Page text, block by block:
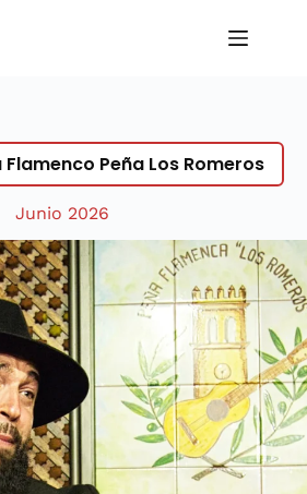
Peña Los Romeros
Junio 2026